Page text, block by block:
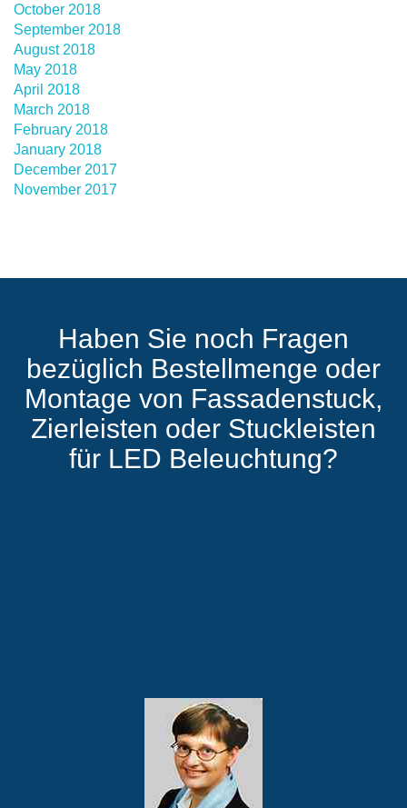
October 2018
September 2018
August 2018
May 2018
April 2018
March 2018
February 2018
January 2018
December 2017
November 2017
Haben Sie noch Fragen
bezüglich Bestellmenge oder
Montage von Fassadenstuck,
Zierleisten oder Stuckleisten
für LED Beleuchtung?